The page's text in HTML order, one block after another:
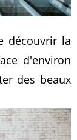
découvrir la
d'environ
des beaux